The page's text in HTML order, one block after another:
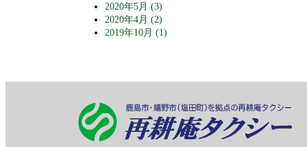
2020年5月 (3)
2020年4月 (2)
2019年10月 (1)